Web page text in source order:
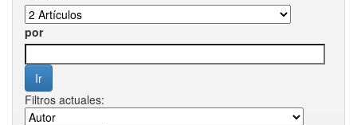
por
Filtros actuales: